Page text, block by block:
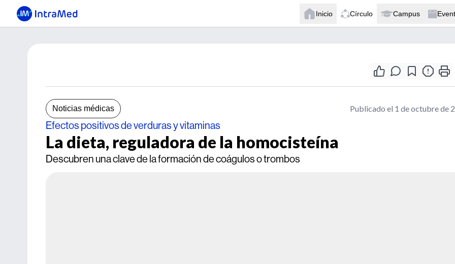
Inicio Círculo Campus
Noticias médicas Publicado el 1 de octubre de
Efectos positivos de verduras y vitaminas
La dieta, reguladora de la homocisteína
Descubren una clave de la formación de coágulos o trombos